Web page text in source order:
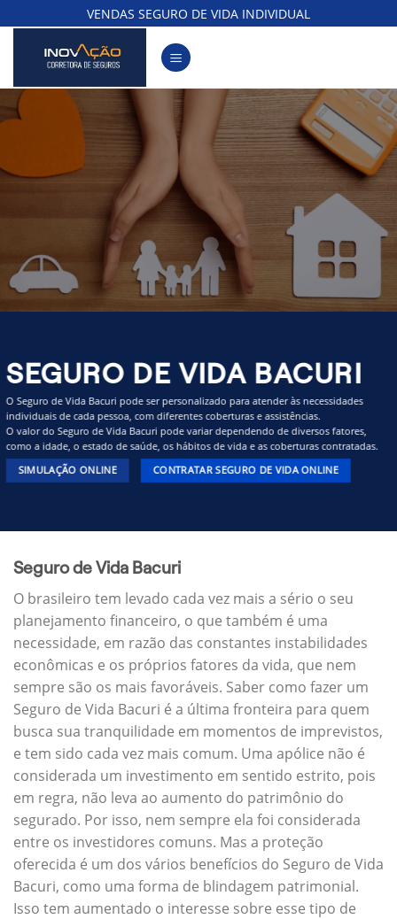
to
content
VENDAS SEGURO DE VIDA INDIVIDUAL
SEGURO DE VIDA BACURI
O Seguro de Vida Bacuri pode ser personalizado para atender às necessidades
individuais de cada pessoa, com diferentes coberturas e assistências.
O valor do Seguro de Vida Bacuri pode variar dependendo de diversos fatores,
como a idade, o estado de saúde, os hábitos de vida e as coberturas contratadas.
SIMULAÇÃO ONLINE CONTRATAR SEGURO DE VIDA ONLINE
Seguro de Vida Bacuri
O brasileiro tem levado cada vez mais a sério o seu
planejamento financeiro, o que também é uma
necessidade, em razão das constantes instabilidades
econômicas e os próprios fatores da vida, que nem
sempre são os mais favoráveis. Saber como fazer um
Seguro de Vida Bacuri é a última fronteira para quem
busca sua tranquilidade em momentos de imprevistos,
e tem sido cada vez mais comum. Uma apólice não é
considerada um investimento em sentido estrito, pois
em regra, não leva ao aumento do patrimônio do
segurado. Por isso, nem sempre ela foi considerada
entre os investidores comuns. Mas a proteção
oferecida é um dos vários benefícios do Seguro de Vida
Bacuri, como uma forma de blindagem patrimonial.
Isso tem aumentado o interesse sobre esse tipo de